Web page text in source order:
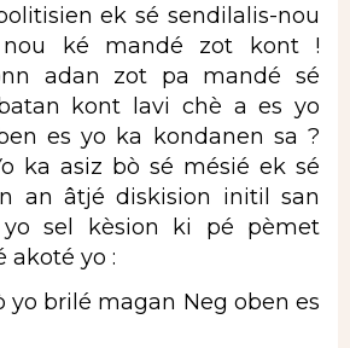
ek sé sendilalis-nou
ké mandé zot kont !
adan zot pa mandé sé
kont lavi chè a es yo
es yo ka kondanen sa ?
ka asiz bò sé mésié ek sé
an âtjé diskision initil san
sel kèsion ki pé pèmet
akoté yo :
brilé magan Neg oben es